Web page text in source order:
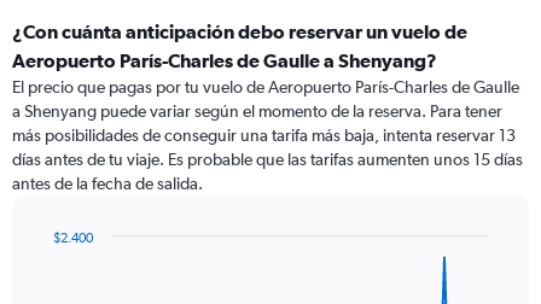
¿Con cuánta anticipación debo reservar un vuelo de
Aeropuerto París-Charles de Gaulle a Shenyang?
El precio que pagas por tu vuelo de Aeropuerto París-Charles de Gaulle
a Shenyang puede variar según el momento de la reserva. Para tener
más posibilidades de conseguir una tarifa más baja, intenta reservar 13
días antes de tu viaje. Es probable que las tarifas aumenten unos 15 días
antes de la fecha de salida.
$2.400